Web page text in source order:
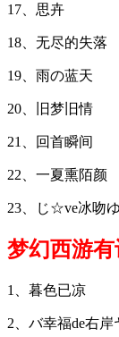
17、思卉
18、无尽的失落
19、雨の蓝天
20、旧梦旧情
21、回首瞬间
22、一夏熏陌颜
23、じ☆ve冰吻ゆ
梦幻西游
1、暮色已凉
2、バ幸福de右岸